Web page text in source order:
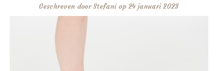
Geschreven doorStefani op 24 januari 2023